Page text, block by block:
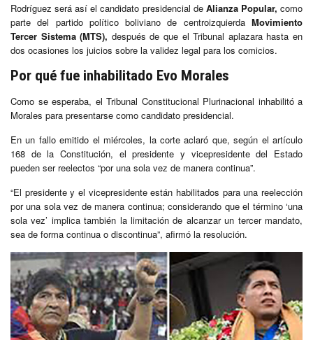
Rodríguez será así el candidato presidencial de Alianza Popular, como
parte del partido político boliviano de centroizquierda Movimiento
Tercer Sistema (MTS), después de que el Tribunal aplazara hasta en
dos ocasiones los juicios sobre la validez legal para los comicios.
Por qué fue inhabilitado Evo Morales
Como se esperaba, el Tribunal Constitucional Plurinacional inhabilitó a
Morales para presentarse como candidato presidencial.
En un fallo emitido el miércoles, la corte aclaró que, según el artículo
168 de la Constitución, el presidente y vicepresidente del Estado
pueden ser reelectos “por una sola vez de manera continua”.
“El presidente y el vicepresidente están habilitados para una reelección
por una sola vez de manera continua; considerando que el término ‘una
sola vez’ implica también la limitación de alcanzar un tercer mandato,
sea de forma continua o discontinua”, afirmó la resolución.